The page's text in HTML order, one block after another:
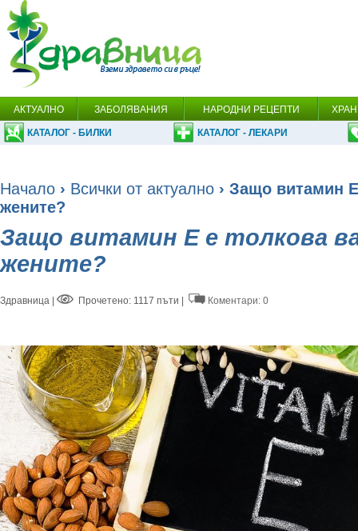
АКТУАЛНО ЗАБОЛЯВАНИЯ НАРОДНИ РЕЦЕПТИ
КАТАЛОГ - БИЛКИ КАТАЛОГ - ЛЕКАРИ
Начало › Всички от актуално › Защо витамин
жените?
Защо витамин Е е толкова
жените?
Здравница Прочетено: 1117 пъти | Коментари: 0